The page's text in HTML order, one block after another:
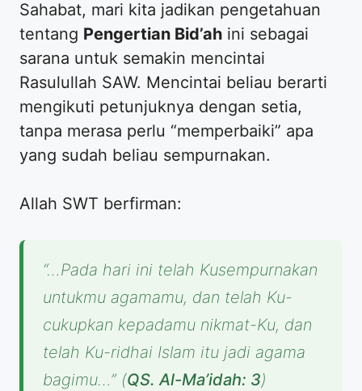
Sahabat, mari kita jadikan pengetahuan
tentang Pengertian Bid’ah ini sebagai
sarana untuk semakin mencintai
Rasulullah SAW. Mencintai beliau berarti
mengikuti petunjuknya dengan setia,
tanpa merasa perlu “memperbaiki” apa
yang sudah beliau sempurnakan.
Allah SWT berfirman:
“…Pada hari ini telah Kusempurnakan
untukmu agamamu, dan telah Ku-
cukupkan kepadamu nikmat-Ku, dan
telah Ku-ridhai Islam itu jadi agama
bagimu…” (QS. Al-Ma’idah: 3)